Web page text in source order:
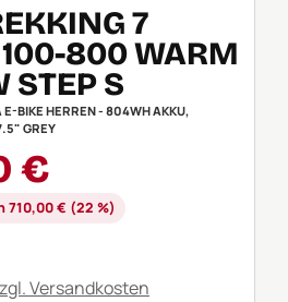
7
800 WARM
STEP S
E-BIKE HERREN - 804WH AKKU,
GREY
€
710,00 € (22 %)
Versandkosten